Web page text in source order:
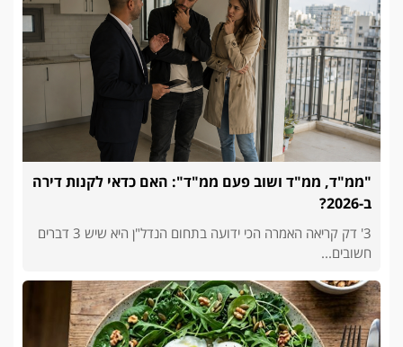
"ממ"ד, ממ"ד ושוב פעם ממ"ד": האם כדאי לקנות דירה
ב-2026?
3' דק קריאה האמרה הכי ידועה בתחום הנדל"ן היא שיש 3 דברים
חשובים...